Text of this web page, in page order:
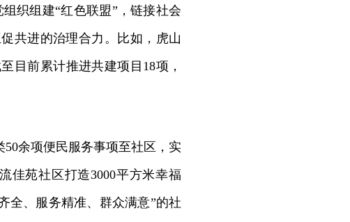
织组建“红色联盟”，链接社会
共进的治理合力。比如，虎山
目前累计推进共建项目18项，
余项便民服务事项至社区，实
佳苑社区打造3000平方米幸福
全、服务精准、群众满意”的社